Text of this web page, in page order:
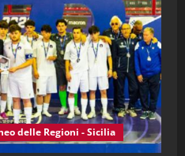
in Podcast Sport News
in Podcast: 29^ Puntata
Aprile 2026)
in Podcast
in Podcast: 28^ Puntata
Aprile 2026)
delle Regioni - Sicilia